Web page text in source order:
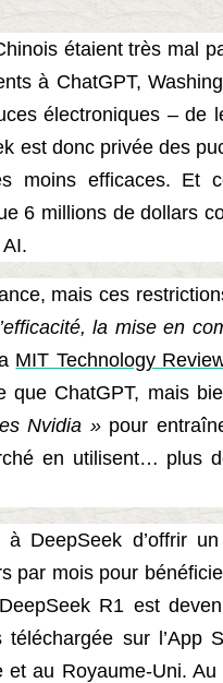
étaient très mal
à ChatGPT,
électroniques – de
est donc privée des
moins efficaces. Et
6 millions de dollars
mais ces
la mise en
MIT Technology
que ChatGPT, mais
Nvidia » pour
en utilisent… plus
à DeepSeek d’offrir
par mois pour
R1 est
téléchargée sur l’App
et au Royaume-Uni.